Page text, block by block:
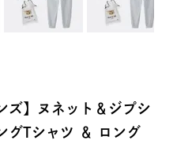
ズ】ヌネット＆ジプシ
グTシャツ ＆ ロング